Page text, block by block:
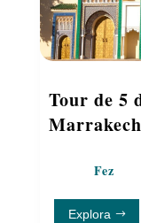
Tour de 5
Marrakech
Fez
Explora